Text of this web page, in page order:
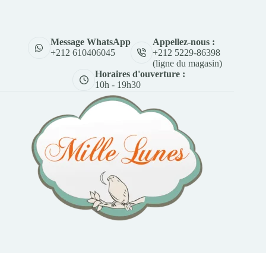
Message WhatsApp
+212 610406045
Appellez-nous :
+212 5229-86398
(ligne du magasin)
Horaires d'ouverture :
10h - 19h30